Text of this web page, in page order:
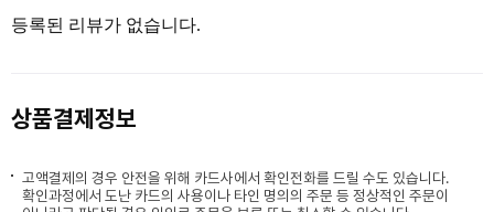
등록된 리뷰가 없습니다.
상품결제정보
고액결제의 경우 안전을 위해 카드사에서 확인전화를 드릴 수도 있습니다.
확인과정에서 도난 카드의 사용이나 타인 명의의 주문 등 정상적인 주문이